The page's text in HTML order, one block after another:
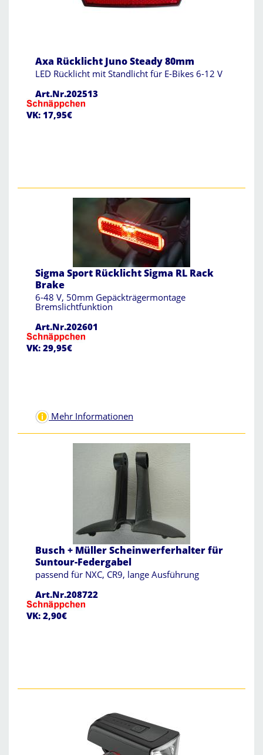
Axa Rücklicht Juno Steady 80mm
LED Rücklicht mit Standlicht für E-Bikes 6-12 V
Art.Nr.202513
VK: 17,95€
Sigma Sport Rücklicht Sigma RL Rack
Brake
6-48 V, 50mm Gepäckträgermontage
Bremslichtfunktion
Art.Nr.202601
VK: 29,95€
Mehr Informationen
Busch + Müller Scheinwerferhalter für
Suntour-Federgabel
passend für NXC, CR9, lange Ausführung
Art.Nr.208722
VK: 2,90€